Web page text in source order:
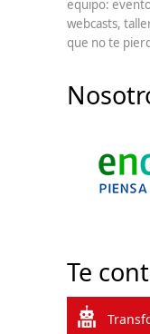
equipo:
webcasts,
que no te
Te